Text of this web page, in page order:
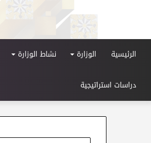
الرئيسية الوزارة نشاط الوزارة
دراسات استراتيجية